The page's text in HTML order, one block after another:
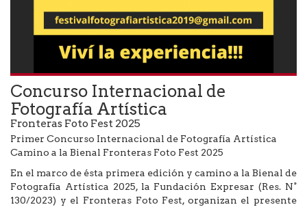
Concurso Internacional de
Fotografía Artística
Fronteras Foto Fest 2025
Primer Concurso Internacional de Fotografía Artística
Camino a la Bienal Fronteras Foto Fest 2025
En el marco de ésta primera edición y camino a la Bienal de
Fotografía Artística 2025, la Fundación Expresar (Res. N°
130/2023) y el Fronteras Foto Fest, organizan el presente